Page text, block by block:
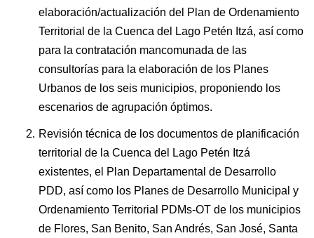
elaboración/actualización del Plan de Ordenamiento
Territorial de la Cuenca del Lago Petén Itzá, así como
para la contratación mancomunada de las
consultorías para la elaboración de los Planes
Urbanos de los seis municipios, proponiendo los
escenarios de agrupación óptimos.
Revisión técnica de los documentos de planificación
territorial de la Cuenca del Lago Petén Itzá
existentes, el Plan Departamental de Desarrollo
PDD, así como los Planes de Desarrollo Municipal y
Ordenamiento Territorial PDMs-OT de los municipios
de Flores, San Benito, San Andrés, San José, Santa